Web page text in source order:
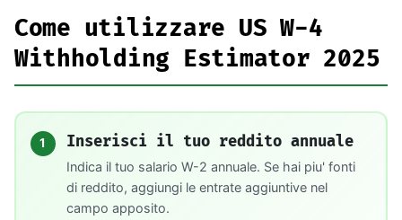
Come utilizzare US W-4
Withholding Estimator 2025
1 Inserisci il tuo reddito annuale
Indica il tuo salario W-2 annuale. Se hai piu' fonti
di reddito, aggiungi le entrate aggiuntive nel
campo apposito.